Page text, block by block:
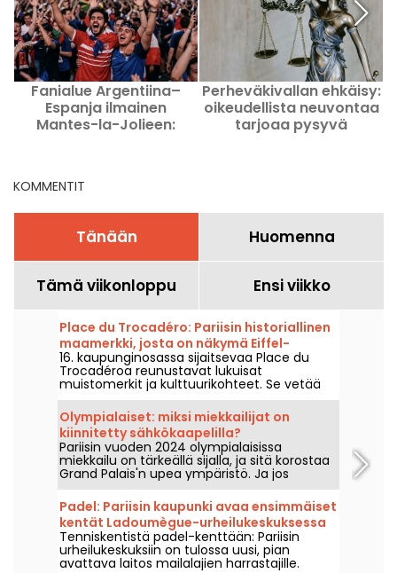
Fanialue Argentiina–
Espanja ilmainen
Mantes-la-Jolieen:
Perheväkivallan ehkäisy:
oikeudellista neuvontaa
tarjoaa pysyvä
KOMMENTIT
Tänään Huomenna
Tämä viikonloppu Ensi viikko
Place du Trocadéro: Pariisin historiallinen
maamerkki, josta on näkymä Eiffel-
tornille.
16. kaupunginosassa sijaitsevaa Place du
Trocadéroa reunustavat lukuisat
muistomerkit ja kulttuurikohteet. Se vetää
puoleensa sekä turisteja että elinkautisia
pariisilaisia lyömättömän näköalapaikkansa
Eiffel-tornille ansiosta.
Olympialaiset: miksi miekkailijat on
kiinnitetty sähkökaapelilla?
Pariisin vuoden 2024 olympialaisissa
miekkailu on tärkeällä sijalla, ja sitä korostaa
Grand Palais'n upea ympäristö. Ja jos
ihmettelet, miksi miekkailijat on kiinnitetty
sähkökaapeleilla, hyvä uutinen on, että
voimme selittää sen sinulle!
Padel: Pariisin kaupunki avaa ensimmäiset
kentät Ladoumègue-urheilukeskuksessa
(19. kaupunginosassa).
Tenniskentistä padel-kenttään: Pariisin
urheilukeskuksiin on tulossa uusi, pian
avattava laitos mailalajien harrastajille.